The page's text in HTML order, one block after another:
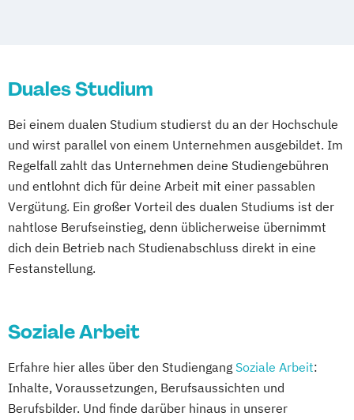
Duales Studium
Bei einem dualen Studium studierst du an der Hochschule
und wirst parallel von einem Unternehmen ausgebildet. Im
Regelfall zahlt das Unternehmen deine Studiengebühren
und entlohnt dich für deine Arbeit mit einer passablen
Vergütung. Ein großer Vorteil des dualen Studiums ist der
nahtlose Berufseinstieg, denn üblicherweise übernimmt
dich dein Betrieb nach Studienabschluss direkt in eine
Festanstellung.
Soziale Arbeit
Erfahre hier alles über den Studiengang Soziale Arbeit:
Inhalte, Voraussetzungen, Berufsaussichten und
Berufsbilder. Und finde darüber hinaus in unserer